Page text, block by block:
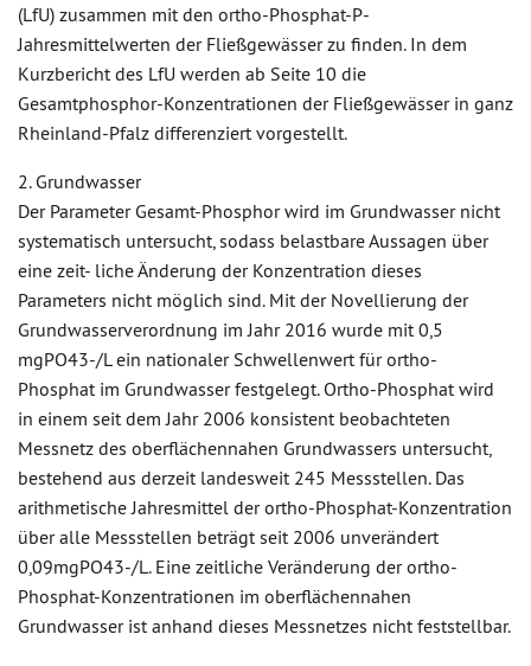
(LfU) zusammen mit den ortho-Phosphat-P-
Jahresmittelwerten der Fließgewässer zu finden. In dem
Kurzbericht des LfU werden ab Seite 10 die
Gesamtphosphor-Konzentrationen der Fließgewässer in ganz
Rheinland-Pfalz differenziert vorgestellt.
2. Grundwasser
Der Parameter Gesamt-Phosphor wird im Grundwasser nicht
systematisch untersucht, sodass belastbare Aussagen über
eine zeit- liche Änderung der Konzentration dieses
Parameters nicht möglich sind. Mit der Novellierung der
Grundwasserverordnung im Jahr 2016 wurde mit 0,5
mgPO43-/L ein nationaler Schwellenwert für ortho-
Phosphat im Grundwasser festgelegt. Ortho-Phosphat wird
in einem seit dem Jahr 2006 konsistent beobachteten
Messnetz des oberflächennahen Grundwassers untersucht,
bestehend aus derzeit landesweit 245 Messstellen. Das
arithmetische Jahresmittel der ortho-Phosphat-Konzentration
über alle Messstellen beträgt seit 2006 unverändert
0,09mgPO43-/L. Eine zeitliche Veränderung der ortho-
Phosphat-Konzentrationen im oberflächennahen
Grundwasser ist anhand dieses Messnetzes nicht feststellbar.